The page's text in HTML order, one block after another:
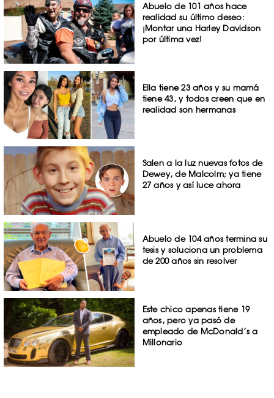
Abuelo de 101 años hace
realidad su último deseo:
¡Montar una Harley Davidson
por última vez!
Ella tiene 23 años y su mamá
tiene 43, y todos creen que en
realidad son hermanas
Salen a la luz nuevas fotos de
Dewey, de Malcolm; ya tiene
27 años y así luce ahora
Abuelo de 104 años termina su
tesis y soluciona un problema
de 200 años sin resolver
Este chico apenas tiene 19
años, pero ya pasó de
empleado de McDonald’s a
Millonario